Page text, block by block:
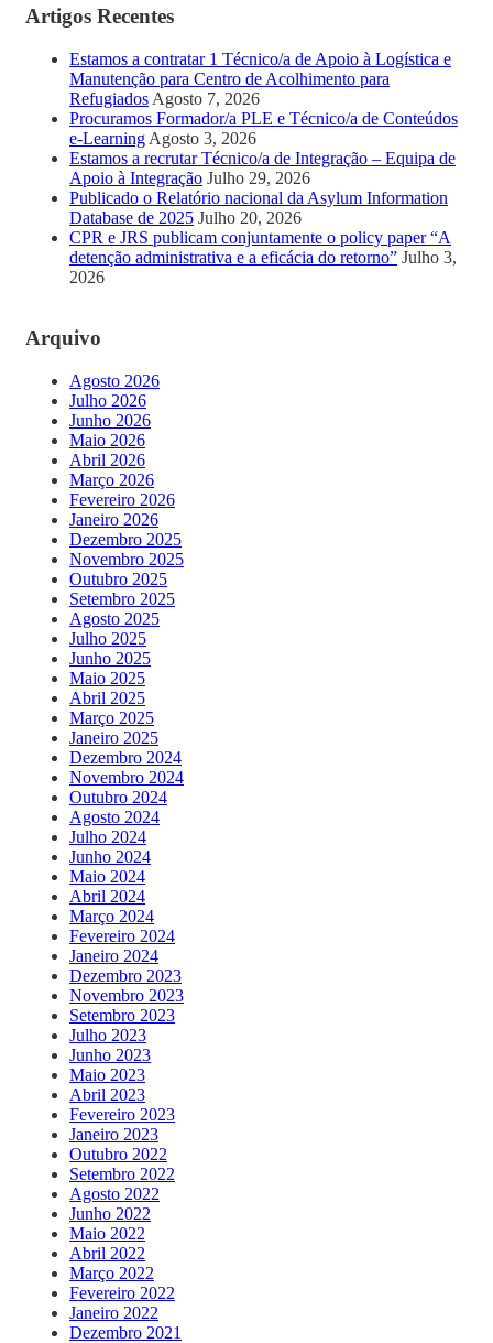
Artigos Recentes
Estamos a contratar 1 Técnico/a de Apoio à Logística e
Manutenção para Centro de Acolhimento para
Refugiados Agosto 7, 2026
Procuramos Formador/a PLE e Técnico/a de Conteúdos
e-Learning Agosto 3, 2026
Estamos a recrutar Técnico/a de Integração – Equipa de
Apoio à Integração Julho 29, 2026
Publicado o Relatório nacional da Asylum Information
Database de 2025 Julho 20, 2026
CPR e JRS publicam conjuntamente o policy paper “A
detenção administrativa e a eficácia do retorno” Julho 3,
2026
Arquivo
Agosto 2026
Julho 2026
Junho 2026
Maio 2026
Abril 2026
Março 2026
Fevereiro 2026
Janeiro 2026
Dezembro 2025
Novembro 2025
Outubro 2025
Setembro 2025
Agosto 2025
Julho 2025
Junho 2025
Maio 2025
Abril 2025
Março 2025
Janeiro 2025
Dezembro 2024
Novembro 2024
Outubro 2024
Agosto 2024
Julho 2024
Junho 2024
Maio 2024
Abril 2024
Março 2024
Fevereiro 2024
Janeiro 2024
Dezembro 2023
Novembro 2023
Setembro 2023
Julho 2023
Junho 2023
Maio 2023
Abril 2023
Fevereiro 2023
Janeiro 2023
Outubro 2022
Setembro 2022
Agosto 2022
Junho 2022
Maio 2022
Abril 2022
Março 2022
Fevereiro 2022
Janeiro 2022
Dezembro 2021